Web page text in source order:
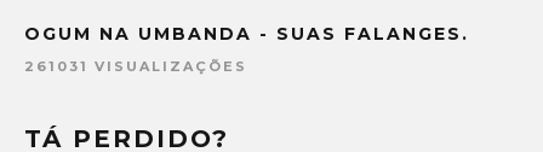
OGUM NA UMBANDA - SUAS FALANGES.
261031 VISUALIZAÇÕES
TÁ PERDIDO?